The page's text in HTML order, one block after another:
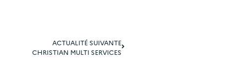
ACTUALITÉ SUIVANTE
CHRISTIAN MULTI SERVICES